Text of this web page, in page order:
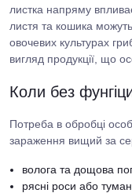
листка напряму
листя та кошика
овочевих культурах
вигляд продукції, що
Коли без
Потреба в обробці
зараження вищий за
волога та дощова
рясні роси або